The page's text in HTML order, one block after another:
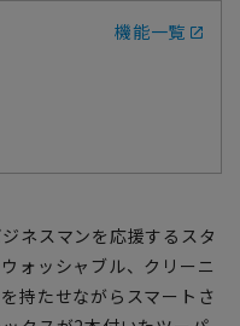
機能一覧
ネスマンを応援するスタ
ォッシャブル、クリーニ
持たせながらスマートさ